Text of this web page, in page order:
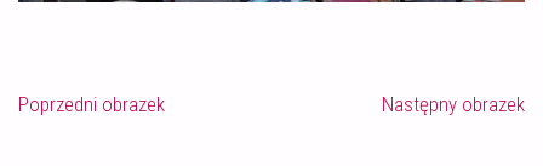
Poprzedni obrazek Następny obrazek